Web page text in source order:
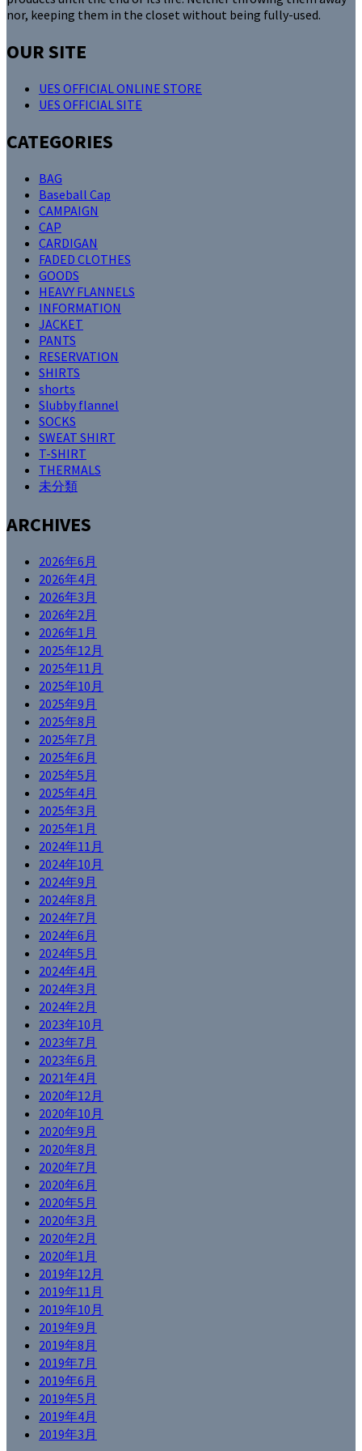
nor, keeping them in the closet without being fully-used.
OUR SITE
UES OFFICIAL ONLINE STORE
UES OFFICIAL SITE
CATEGORIES
BAG
Baseball Cap
CAMPAIGN
CAP
CARDIGAN
FADED CLOTHES
GOODS
HEAVY FLANNELS
INFORMATION
JACKET
PANTS
RESERVATION
SHIRTS
shorts
Slubby flannel
SOCKS
SWEAT SHIRT
T-SHIRT
THERMALS
未分類
ARCHIVES
2026年6月
2026年4月
2026年3月
2026年2月
2026年1月
2025年12月
2025年11月
2025年10月
2025年9月
2025年8月
2025年7月
2025年6月
2025年5月
2025年4月
2025年3月
2025年1月
2024年11月
2024年10月
2024年9月
2024年8月
2024年7月
2024年6月
2024年5月
2024年4月
2024年3月
2024年2月
2023年10月
2023年7月
2023年6月
2021年4月
2020年12月
2020年10月
2020年9月
2020年8月
2020年7月
2020年6月
2020年5月
2020年3月
2020年2月
2020年1月
2019年12月
2019年11月
2019年10月
2019年9月
2019年8月
2019年7月
2019年6月
2019年5月
2019年4月
2019年3月